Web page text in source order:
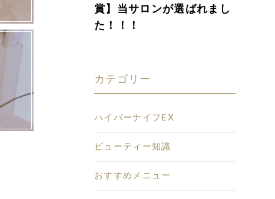
賞】当サロンが選ばれまし
た！！！
カテゴリー
ハイパーナイフEX
ビューティー知識
おすすめメニュー